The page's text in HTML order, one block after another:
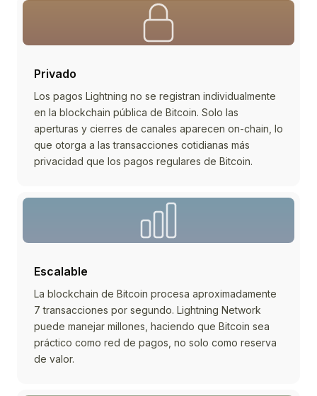
Privado
Los pagos Lightning no se registran individualmente
en la blockchain pública de Bitcoin. Solo las
aperturas y cierres de canales aparecen on-chain, lo
que otorga a las transacciones cotidianas más
privacidad que los pagos regulares de Bitcoin.
Escalable
La blockchain de Bitcoin procesa aproximadamente
7 transacciones por segundo. Lightning Network
puede manejar millones, haciendo que Bitcoin sea
práctico como red de pagos, no solo como reserva
de valor.